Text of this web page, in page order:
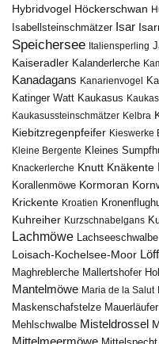
Hybridvogel Höckerschwan
Isabellsteinschmätzer Isar
Speichersee Italiensperling
Kaiseradler Kalanderlerche
Kanadagans Kanarienvogel
Katinger Watt Kaukasus
Kaukasussteinschmätzer Kelbra
Kiebitzregenpfeifer Kieswerke
Kleine Bergente Kleines
Knackerlerche Knutt Knäkente
Korallenmöwe Kormoran
Krickente Kroatien
Kuhreiher Kurzschnabelgans
Lachmöwe Lachseeschwalbe
Loisach-Kochelsee-Moor
Maghreblerche Mallertshofer
Mantelmöwe Maria de la Salut
Maskenschafstelze Mauerläufer
Mehlschwalbe Misteldrossel